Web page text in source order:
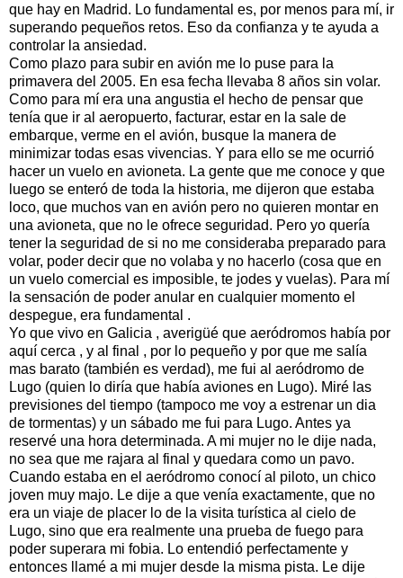
que hay en Madrid. Lo fundamental es, por menos para mí, ir
superando pequeños retos. Eso da confianza y te ayuda a
controlar la ansiedad.
Como plazo para subir en avión me lo puse para la
primavera del 2005. En esa fecha llevaba 8 años sin volar.
Como para mí era una angustia el hecho de pensar que
tenía que ir al aeropuerto, facturar, estar en la sale de
embarque, verme en el avión, busque la manera de
minimizar todas esas vivencias. Y para ello se me ocurrió
hacer un vuelo en avioneta. La gente que me conoce y que
luego se enteró de toda la historia, me dijeron que estaba
loco, que muchos van en avión pero no quieren montar en
una avioneta, que no le ofrece seguridad. Pero yo quería
tener la seguridad de si no me consideraba preparado para
volar, poder decir que no volaba y no hacerlo (cosa que en
un vuelo comercial es imposible, te jodes y vuelas). Para mí
la sensación de poder anular en cualquier momento el
despegue, era fundamental .
Yo que vivo en Galicia , averigüé que aeródromos había por
aquí cerca , y al final , por lo pequeño y por que me salía
mas barato (también es verdad), me fui al aeródromo de
Lugo (quien lo diría que había aviones en Lugo). Miré las
previsiones del tiempo (tampoco me voy a estrenar un dia
de tormentas) y un sábado me fui para Lugo. Antes ya
reservé una hora determinada. A mi mujer no le dije nada,
no sea que me rajara al final y quedara como un pavo.
Cuando estaba en el aeródromo conocí al piloto, un chico
joven muy majo. Le dije a que venía exactamente, que no
era un viaje de placer lo de la visita turística al cielo de
Lugo, sino que era realmente una prueba de fuego para
poder superara mi fobia. Lo entendió perfectamente y
entonces llamé a mi mujer desde la misma pista. Le dije